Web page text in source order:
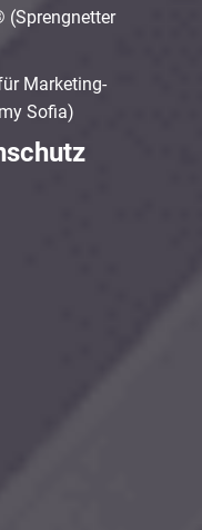
(Sprengnetter
Marketing-
Sofia)